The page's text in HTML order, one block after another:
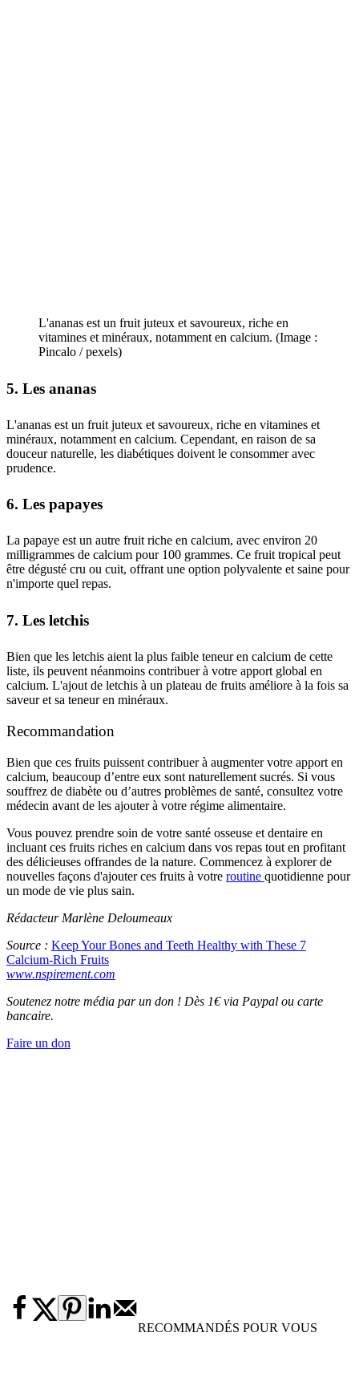
L'ananas est un fruit juteux et savoureux, riche en
vitamines et minéraux, notamment en calcium. (Image :
Pincalo / pexels)
5. Les ananas
L'ananas est un fruit juteux et savoureux, riche en vitamines et
minéraux, notamment en calcium. Cependant, en raison de sa
douceur naturelle, les diabétiques doivent le consommer avec
prudence.
6. Les papayes
La papaye est un autre fruit riche en calcium, avec environ 20
milligrammes de calcium pour 100 grammes. Ce fruit tropical peut
être dégusté cru ou cuit, offrant une option polyvalente et saine pour
n'importe quel repas.
7. Les letchis
Bien que les letchis aient la plus faible teneur en calcium de cette
liste, ils peuvent néanmoins contribuer à votre apport global en
calcium. L'ajout de letchis à un plateau de fruits améliore à la fois sa
saveur et sa teneur en minéraux.
Recommandation
Bien que ces fruits puissent contribuer à augmenter votre apport en
calcium, beaucoup d’entre eux sont naturellement sucrés. Si vous
souffrez de diabète ou d’autres problèmes de santé, consultez votre
médecin avant de les ajouter à votre régime alimentaire.
Vous pouvez prendre soin de votre santé osseuse et dentaire en
incluant ces fruits riches en calcium dans vos repas tout en profitant
des délicieuses offrandes de la nature. Commencez à explorer de
nouvelles façons d'ajouter ces fruits à votre routine quotidienne pour
un mode de vie plus sain.
Rédacteur Marlène Deloumeaux
Source : Keep Your Bones and Teeth Healthy with These 7
Calcium-Rich Fruits
www.nspirement.com
Soutenez notre média par un don ! Dès 1€ via Paypal ou carte
bancaire.
Faire un don
RECOMMANDÉS POUR VOUS